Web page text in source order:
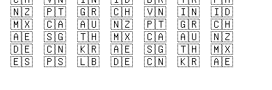
🇳🇿 🇵🇹 🇬🇷 🇨🇭 🇻🇳 🇮🇳
🇮🇩
🇲🇽 🇨🇦 🇦🇺 🇳🇿 🇵🇹 🇬🇷
🇨🇭
🇦🇪 🇸🇬 🇹🇭 🇲🇽 🇨🇦 🇦🇺
🇳🇿
🇩🇪 🇨🇳 🇰🇷 🇦🇪 🇸🇬 🇹🇭
🇲🇽
🇪🇸 🇵🇸 🇱🇧 🇩🇪 🇨🇳 🇰🇷
🇦🇪